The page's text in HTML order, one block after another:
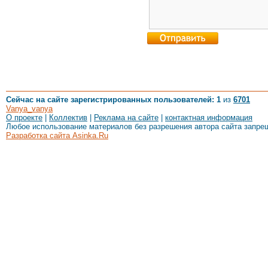
Сейчас на сайте зарегистрированных пользователей: 1 из 6701
Vanya_vanya
О проекте
Коллектив Реклама на сайте
контактная информация
Любое использование материалов без разрешения автора сайта
Разработка сайта Asinka.Ru